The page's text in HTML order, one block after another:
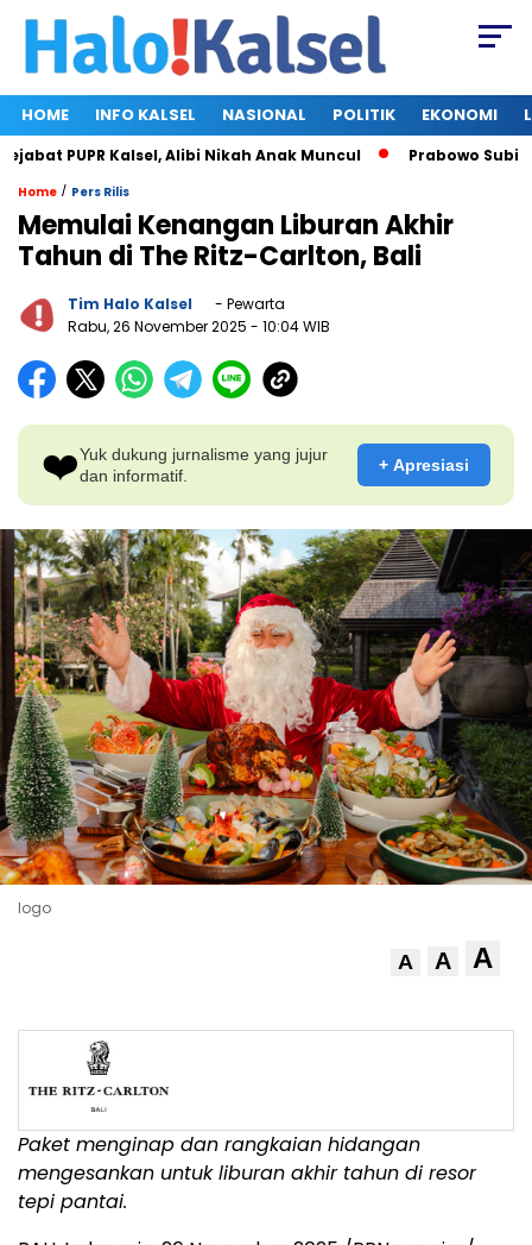
HOME INFO KALSEL NASIONAL POLITIK EKONOMI
PUPR Kalsel, Alibi Nikah Anak Muncul Prabowo Subianto
Home / Pers Rilis
Memulai Kenangan Liburan Akhir
Tahun di The Ritz-Carlton, Bali
Tim Halo Kalsel
- Pewarta
Rabu, 26 November 2025 - 10:04 WIB
❤️Yuk dukung jurnalisme yang jujur
dan informatif.
+ Apresiasi
logo
A A A
Paket menginap dan rangkaian hidangan
mengesankan untuk liburan akhir tahun di resor
tepi pantai.